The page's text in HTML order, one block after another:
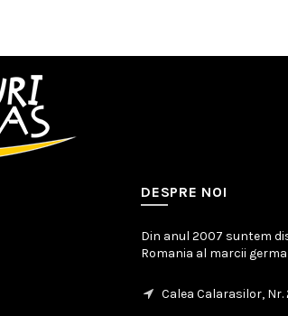
DESPRE NOI
Din anul 2007 suntem
Romania al marcii
Calea Calarasilor,